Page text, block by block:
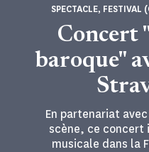
Concert
baroque"
SPECTACLE, FESTIVAL
En partenariat
scène, ce concert
musicale dans la